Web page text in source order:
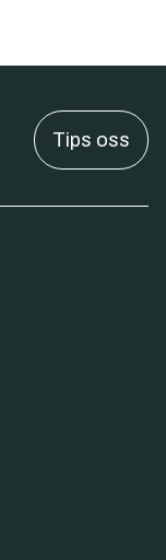
Tips oss